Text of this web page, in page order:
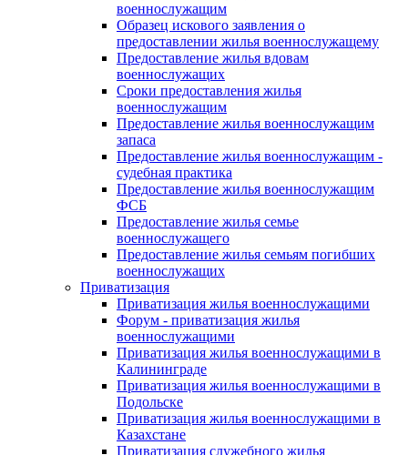
военнослужащим
Образец искового заявления о
предоставлении жилья военнослужащему
Предоставление жилья вдовам
военнослужащих
Сроки предоставления жилья
военнослужащим
Предоставление жилья военнослужащим
запаса
Предоставление жилья военнослужащим -
судебная практика
Предоставление жилья военнослужащим
ФСБ
Предоставление жилья семье
военнослужащего
Предоставление жилья семьям погибших
военнослужащих
Приватизация
Приватизация жилья военнослужащими
Форум - приватизация жилья
военнослужащими
Приватизация жилья военнослужащими в
Калининграде
Приватизация жилья военнослужащими в
Подольске
Приватизация жилья военнослужащими в
Казахстане
Приватизация служебного жилья